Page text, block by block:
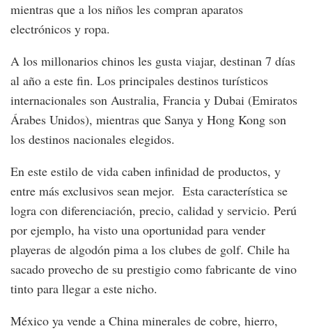
mientras que a los niños les compran aparatos
electrónicos y ropa.
A los millonarios chinos les gusta viajar, destinan 7 días
al año a este fin. Los principales destinos turísticos
internacionales son Australia, Francia y Dubai (Emiratos
Árabes Unidos), mientras que Sanya y Hong Kong son
los destinos nacionales elegidos.
En este estilo de vida caben infinidad de productos, y
entre más exclusivos sean mejor. Esta característica se
logra con diferenciación, precio, calidad y servicio. Perú
por ejemplo, ha visto una oportunidad para vender
playeras de algodón pima a los clubes de golf. Chile ha
sacado provecho de su prestigio como fabricante de vino
tinto para llegar a este nicho.
México ya vende a China minerales de cobre, hierro,